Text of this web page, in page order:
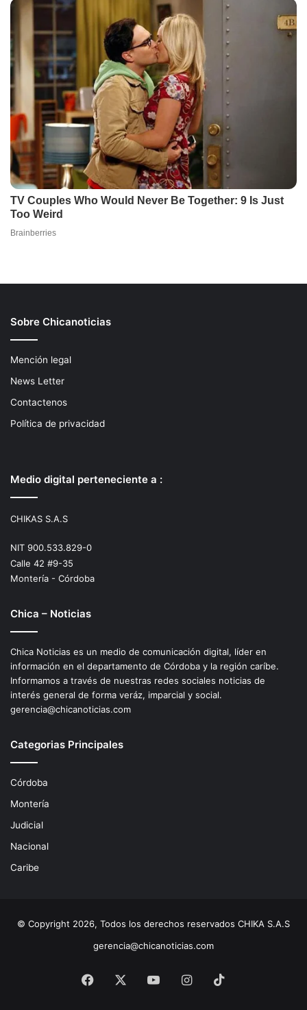
Sobre Chicanoticias
Mención legal
News Letter
Contactenos
Política de privacidad
Medio digital perteneciente a :
CHIKAS S.A.S
NIT 900.533.829-0
Calle 42 #9-35
Montería - Córdoba
Chica – Noticias
Chica Noticias es un medio de comunicación digital, líder en
información en el departamento de Córdoba y la región caríbe.
Informamos a través de nuestras redes sociales noticias de
interés general de forma veráz, imparcial y social.
gerencia@chicanoticias.com
Categorias Principales
Córdoba
Montería
Judicial
Nacional
Caribe
© Copyright 2026, Todos los derechos reservados CHIKA S.A.S
gerencia@chicanoticias.com
Facebook YouTubeInstagram